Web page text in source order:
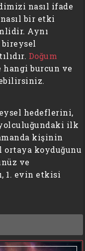
nasıl ifade
bir etki
Aynı
Doğum
hangi burcun ve
hedeflerini,
ilk
kişinin
ortaya koyduğunu
ve
1. evin etkisi